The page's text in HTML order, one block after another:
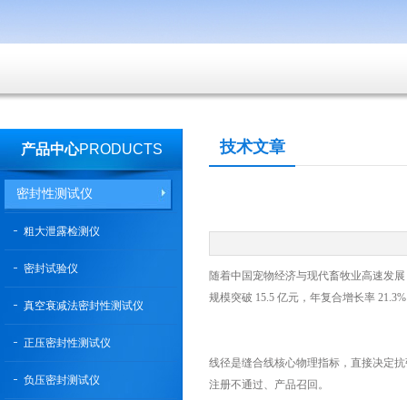
产品中心PRODUCTS
密封性测试仪
粗大泄露检测仪
密封试验仪
真空衰减法密封性测试仪
正压密封性测试仪
负压密封测试仪
技术文章
随着中国宠物经济与现代畜牧业高速发
规模突破 15.5 亿元，年复合增长率
线径是缝合线核心物理指标，直接决定
注册不通过、产品召回。